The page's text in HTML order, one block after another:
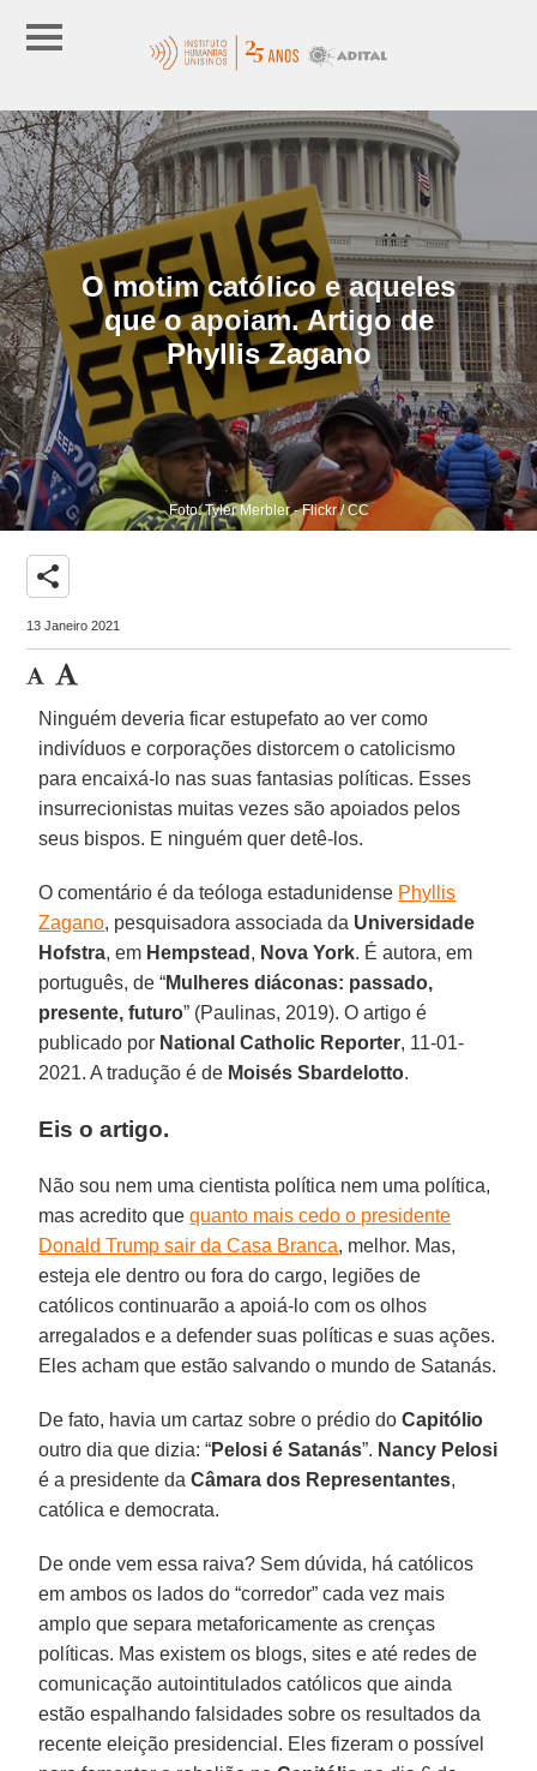
O motim católico e aqueles
que o apoiam. Artigo de
Phyllis Zagano
Foto: Tyler Merbler - Flickr / CC
share
13 Janeiro 2021
Ninguém deveria ficar estupefato ao ver como
indivíduos e corporações distorcem o catolicismo
para encaixá-lo nas suas fantasias políticas. Esses
insurrecionistas muitas vezes são apoiados pelos
seus bispos. E ninguém quer detê-los.
O comentário é da teóloga estadunidense Phyllis
Zagano, pesquisadora associada da Universidade
Hofstra, em Hempstead , Nova York. É autora, em
português, de “Mulheres diáconas: passado,
presente, futuro” (Paulinas, 2019). O artigo é
publicado por National Catholic Reporter, 11-01-
2021. A tradução é de Moisés Sbardelotto.
Eis o artigo.
Não sou nem uma cientista política nem uma política,
mas acredito quequanto mais cedo o presidente
Donald Trump sair da Casa Branca, melhor. Mas,
esteja ele dentro ou fora do cargo, legiões de
católicos continuarão a apoiá-lo com os olhos
arregalados e a defender suas políticas e suas ações.
Eles acham que estão salvando o mundo de Satanás.
De fato, havia um cartaz sobre o prédio doCapitólio
outro dia que dizia: “Pelosi é Satanás”. Nancy Pelosi
é a presidente daCâmara dos Representantes,
católica e democrata.
De onde vem essa raiva? Sem dúvida, há católicos
em ambos os lados do “corredor” cada vez mais
amplo que separa metaforicamente as crenças
políticas. Mas existem os blogs, sites e até redes de
comunicação autointitulados católicos que ainda
estão espalhando falsidades sobre os resultados da
recente eleição presidencial. Eles fizeram o possível